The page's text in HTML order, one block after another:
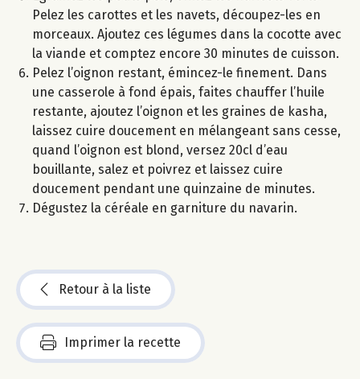
Pelez les carottes et les navets, découpez-les en
morceaux. Ajoutez ces légumes dans la cocotte avec
la viande et comptez encore 30 minutes de cuisson.
Pelez l’oignon restant, émincez-le finement. Dans
une casserole à fond épais, faites chauffer l’huile
restante, ajoutez l’oignon et les graines de kasha,
laissez cuire doucement en mélangeant sans cesse,
quand l’oignon est blond, versez 20cl d’eau
bouillante, salez et poivrez et laissez cuire
doucement pendant une quinzaine de minutes.
Dégustez la céréale en garniture du navarin.
Retour à la liste
Imprimer la recette